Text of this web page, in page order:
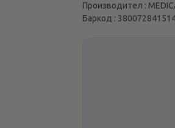
Производител :
Баркод :